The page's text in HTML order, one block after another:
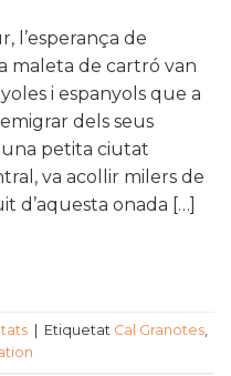
l’esperança de
maleta de cartró van
i espanyols que a
dels seus
petita ciutat
va acollir milers de
d’aquesta onada […]
Etiquetat Cal Granotes,